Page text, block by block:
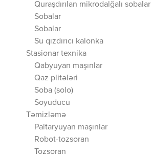
Quraşdırılan mikrodalğalı sobalar
Sobalar
Sobalar
Su qızdırıcı kalonka
Stasionar texnika
Qabyuyan maşınlar
Qaz plitələri
Soba (solo)
Soyuducu
Təmizləmə
Paltaryuyan maşınlar
Robot-tozsoran
Tozsoran